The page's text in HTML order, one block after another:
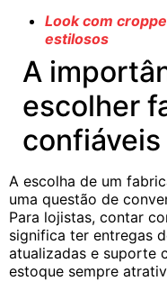
Look com
estilosos
A
escolher
confiáveis
A escolha de um
uma questão de
Para lojistas, contar
significa ter entregas
atualizadas e suporte
estoque sempre